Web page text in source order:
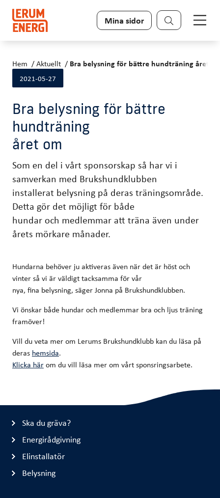
Sök
Mina sidor
Hem Aktuellt Bra belysning för bättre hundträning året
2021-05-27
Bra belysning för bättre
hundträning
året om
Som en del i vårt sponsorskap så har vi i
samverkan med Brukshundklubben
installerat belysning på deras träningsområde.
Detta gör det möjligt för både
hundar och medlemmar att träna även under
årets mörkare månader.
Hundarna behöver ju aktiveras även när det är höst och
vinter så vi är väldigt tacksamma för vår
nya, fina belysning, säger Jonna på Brukshundklubben.
Vi önskar både hundar och medlemmar bra och ljus träning
framöver!
Vill du veta mer om Lerums Brukshundklubb kan du läsa på
deras hemsida.
Klicka härom du vill läsa mer om vårt sponsringsarbete.
Ska du gräva?
Energirådgivning
Elinstallatör
Belysning